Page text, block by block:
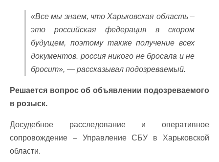
«Все мы знаем, что Харьковская область –
это российская федерация в скором
будущем, поэтому также получение всех
документов. россия никого не бросала и не
бросит», — рассказывал подозреваемый.
Решается вопрос об объявлении подозреваемого
в розыск.
Досудебное расследование и оперативное
сопровождение – Управление СБУ в Харьковской
области.